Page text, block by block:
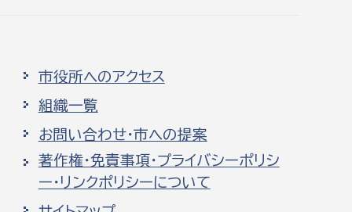
市役所へのアクセス
組織一覧
お問い合わせ・市への提案
著作権・免責事項・プライバシーポリシ
ー・リンクポリシーについて